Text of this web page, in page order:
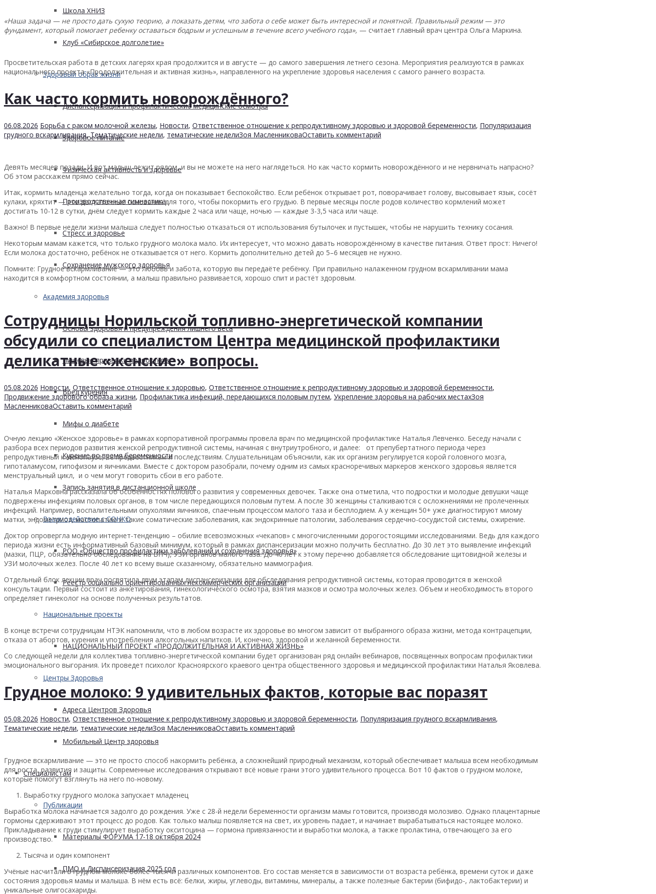
Школа ХНИЗ
Клуб «Сибирское долголетие»
Здоровый образ жизни
Диспансеризация и профилактические медицинские осмотры
Здоровое питание
Физическая активность и здоровье
Производственная гимнастика
Стресс и здоровье
Сохранение мужского здоровья
Академия здоровья
Основы здоровья и предупреждения лишнего веса
Пищевые привычки подростков
Вред курения
Мифы о диабете
Курение во время беременности
Запись занятия в дистанционной школе
Взаимодействие с СОНКО
РОО «Общество профилактики заболеваний и сохранения здоровья»
Реестр социально ориентированных некоммерческих организаций
Национальные проекты
НАЦИОНАЛЬНЫЙ ПРОЕКТ «ПРОДОЛЖИТЕЛЬНАЯ И АКТИВНАЯ ЖИЗНЬ»
Центры Здоровья
Адреса Центров Здоровья
Мобильный Центр здоровья
Cпециалистам
Публикации
Материалы ФОРУМА 17-18 октября 2024
ПМО и Диспансеризация 2025 год
«Наша задача — не просто дать сухую теорию, а показать детям, что забота о себе может быть интересной и понятной. Правильный режим — это
фундамент, который помогает ребенку оставаться бодрым и успешным в течение всего учебного года», — считает главный врач центра Ольга Маркина.
Просветительская работа в детских лагерях края продолжится и в августе — до самого завершения летнего сезона. Мероприятия реализуются в рамках
национального проекта «Продолжительная и активная жизнь», направленного на укрепление здоровья населения с самого раннего возраста.
Как часто кормить новорождённого?
06.08.2026 Борьба с раком молочной железы, Новости, Ответственное отношение к репродуктивному здоровью и здоровой беременности, Популяризация
грудного вскармливания,Тематические недели, тематические неделиЗоя МасленниковаОставить комментарий
Девять месяцев позади. И вот малыш лежит рядом, и вы не можете на него наглядеться. Но как часто кормить новорождённого и не нервничать напрасно?
Об этом расскажем прямо сейчас.
Итак, кормить младенца желательно тогда, когда он показывает беспокойство. Если ребёнок открывает рот, поворачивает голову, высовывает язык, сосёт
кулаки, кряхтит — это достаточные основания для того, чтобы покормить его грудью. В первые месяцы после родов количество кормлений может
достигать 10-12 в сутки, днём следует кормить каждые 2 часа или чаще, ночью — каждые 3-3,5 часа или чаще.
Важно! В первые недели жизни малыша следует полностью отказаться от использования бутылочек и пустышек, чтобы не нарушить технику сосания.
Некоторым мамам кажется, что только грудного молока мало. Их интересует, что можно давать новорождённому в качестве питания. Ответ прост: Ничего!
Если молока достаточно, ребёнок не отказывается от него. Кормить дополнительно детей до 5–6 месяцев не нужно.
Помните: Грудное вскармливание — это любовь и забота, которую вы передаёте ребёнку. При правильно налаженном грудном вскармливании мама
находится в комфортном состоянии, а малыш правильно развивается, хорошо спит и растёт здоровым.
Сотрудницы Норильской топливно-энергетической компании
обсудили со специалистом Центра медицинской профилактики
деликатные «женские» вопросы.
05.08.2026 Новости, Ответственное отношение к здоровью, Ответственное отношение к репродуктивному здоровью и здоровой беременности,
Продвижение здорового образа жизни, Профилактика инфекций, передающихся половым путем, Укрепление здоровья на рабочих местахЗоя
МасленниковаОставить комментарий
Очную лекцию «Женское здоровье» в рамках корпоративной программы провела врач по медицинской профилактике Наталья Левченко. Беседу начали с
разбора всех периодов развития женской репродуктивной системы, начиная с внутриутробного, и далее: от препубертатного периода через
репродуктивный к менопаузе, её предвестникам и последствиям. Слушательницам объяснили, как их организм регулируется корой головного мозга,
гипоталамусом, гипофизом и яичниками. Вместе с доктором разобрали, почему одним из самых красноречивых маркеров женского здоровья является
менструальный цикл, и о чем могут говорить сбои в его работе.
Наталья Марковна рассказала об особенностях полового развития у современных девочек. Также она отметила, что подростки и молодые девушки чаще
подвержены инфекциям половых органов, в том числе передающихся половым путем. А после 30 женщины сталкиваются с осложнениями не пролеченных
инфекций. Например, воспалительными опухолями яичников, спаечным процессом малого таза и бесплодием. А у женщин 50+ уже диагностируют миому
матки, эндометриоз, мастопатию и такие соматические заболевания, как эндокринные патологии, заболевания сердечно-сосудистой системы, ожирение.
Доктор опровергла модную интернет-тенденцию – обилие всевозможных «чекапов» с многочисленными дорогостоящими исследованиями. Ведь для каждого
периода жизни есть информативный базовый минимум, который в рамках диспансеризации можно получить бесплатно. До 30 лет это выявление инфекций
(мазки, ПЦР, обязательно обследование на ВПЧ), УЗИ органов малого таза. До 40 лет к этому перечню добавляется обследование щитовидной железы и
УЗИ молочных желез. После 40 лет ко всему выше сказанному, обязательно маммография.
Отдельный блок лекции врач посвятила двум этапам диспансеризации для обследования репродуктивной системы, которая проводится в женской
консультации. Первый состоит из анкетирования, гинекологического осмотра, взятия мазков и осмотра молочных желез. Объем и необходимость второго
определяет гинеколог на основе полученных результатов.
В конце встречи сотрудницам НТЭК напомнили, что в любом возрасте их здоровье во многом зависит от выбранного образа жизни, метода контрацепции,
отказа от абортов, курения и употребления алкогольных напитков. И, конечно, здоровой и желанной беременности.
Со следующей недели для коллектива топливно-энергетической компании будет организован ряд онлайн вебинаров, посвященных вопросам профилактики
эмоционального выгорания. Их проведет психолог Красноярского краевого центра общественного здоровья и медицинской профилактики Наталья Яковлева.
Грудное молоко: 9 удивительных фактов, которые вас поразят
05.08.2026 Новости, Ответственное отношение к репродуктивному здоровью и здоровой беременности, Популяризация грудного вскармливания,
Тематические недели, тематические неделиЗоя МасленниковаОставить комментарий
Грудное вскармливание — это не просто способ накормить ребёнка, а сложнейший природный механизм, который обеспечивает малыша всем необходимым
для роста, развития и защиты. Современные исследования открывают всё новые грани этого удивительного процесса. Вот 10 фактов о грудном молоке,
которые помогут взглянуть на него по-новому.
Выработку грудного молока запускает младенец
Выработка молока начинается задолго до рождения. Уже с 28-й недели беременности организм мамы готовится, производя молозиво. Однако плацентарные
гормоны сдерживают этот процесс до родов. Как только малыш появляется на свет, их уровень падает, и начинает вырабатываться настоящее молоко.
Прикладывание к груди стимулирует выработку окситоцина — гормона привязанности и выработки молока, а также пролактина, отвечающего за его
производство.
Тысяча и один компонент
Учёные насчитали в грудном молоке более тысячи различных компонентов. Его состав меняется в зависимости от возраста ребёнка, времени суток и даже
состояния здоровья мамы и малыша. В нём есть всё: белки, жиры, углеводы, витамины, минералы, а также полезные бактерии (бифидо-, лактобактерии) и
уникальные олигосахариды.